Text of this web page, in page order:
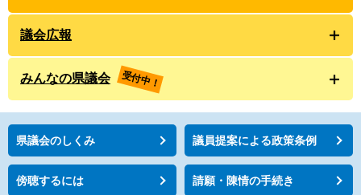
議会広報
みんなの県議会 受付中！
県議会のしくみ 議員提案による政策条例
傍聴するには 請願・陳情の手続き